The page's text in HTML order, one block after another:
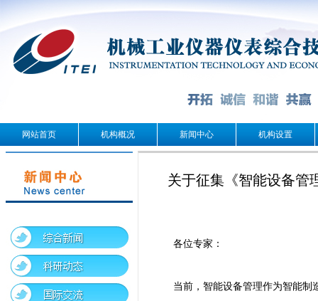
网站首页 机构概况 新闻中心 机构设置
关于征集《智能设备管
各位专家：
当前，智能设备管理作为智能制